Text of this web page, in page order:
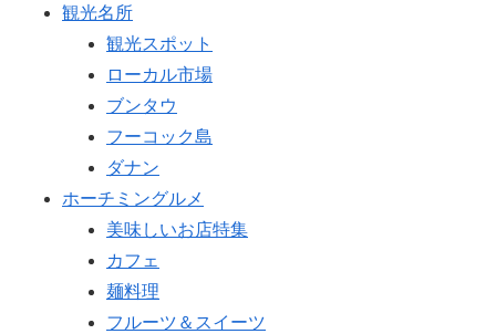
観光名所
観光スポット
ローカル市場
ブンタウ
フーコック島
ダナン
ホーチミングルメ
美味しいお店特集
カフェ
麺料理
フルーツ＆スイーツ